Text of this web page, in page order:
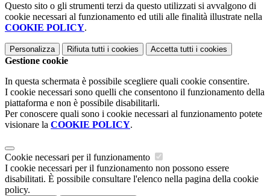
Questo sito o gli strumenti terzi da questo utilizzati si avvalgono di
cookie necessari al funzionamento ed utili alle finalità illustrate nella
COOKIE POLICY.
Personalizza Rifiuta tutti i cookies Accetta tutti i cookies
Gestione cookie
In questa schermata è possibile scegliere quali cookie consentire.
I cookie necessari sono quelli che consentono il funzionamento della
piattaforma e non è possibile disabilitarli.
Per conoscere quali sono i cookie necessari al funzionamento potete
visionare la COOKIE POLICY.
Cookie necessari per il funzionamento
I cookie necessari per il funzionamento non possono essere
disabilitati. È possibile consultare l'elenco nella pagina della cookie
policy.